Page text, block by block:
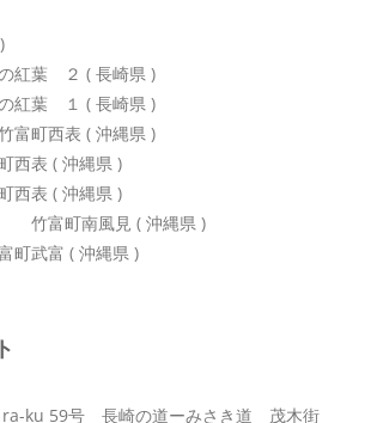
紅葉 ２ ( 長崎県 )
紅葉 １ ( 長崎県 )
町西表 ( 沖縄県 )
表 ( 沖縄県 )
表 ( 沖縄県 )
竹富町南風見 ( 沖縄県 )
富 ( 沖縄県 )
ra-ku 59号 長崎の道ーみさき道 茂木街